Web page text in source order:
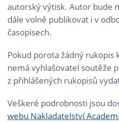
autorský výtisk. Autor bude
dále volně publikovat i v
časopisech.
Pokud porota žádný rukopis
nemá vyhlašovatel soutěže
z přihlášených rukopisů
Veškeré podrobnosti jsou
webu Nakladatelství